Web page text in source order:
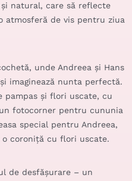
natural, care să reflecte
atmosferă de vis pentru ziua
unde Andreea și Hans
imaginează nunta perfectă.
pampas și flori uscate, cu
fotocorner pentru cununia
special pentru Andreea,
coroniță cu flori uscate.
de desfășurare – un